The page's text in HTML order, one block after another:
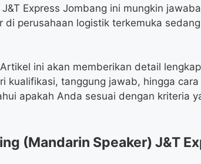
Express Jombang ini mungkin
di perusahaan logistik terkemuka
ini akan memberikan detail
kualifikasi, tanggung jawab, hingga cara
apakah Anda sesuai dengan kriteria
(Mandarin Speaker) J&T